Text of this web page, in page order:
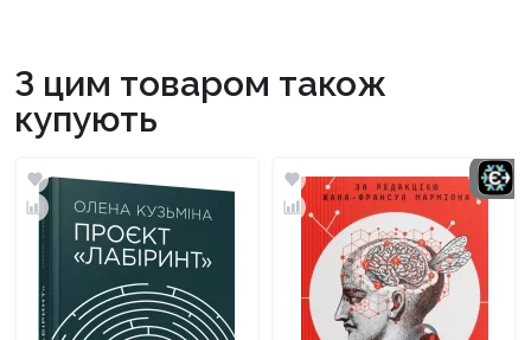
З цим товаром також
купують